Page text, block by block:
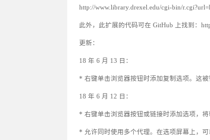
http://www.library.drexel.edu/cgi-bin/
此外，此扩展的代码可在 GitHub 上找到：
更新：
18 年 6 月 13 日：
* 右键单击​​浏览器按钮时添加复制选项。这被
18 年 6 月 12 日：
* 右键单击​​浏览器按钮或链接时添加选项，将
* 允许同时使用多个代理。在选项屏幕上，